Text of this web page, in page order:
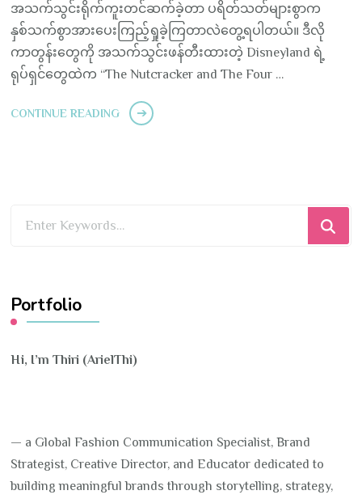
အသက်သွင်းရိုက်ကူးတင်ဆက်ခဲ့တာ ပရိတ်သတ်များစွာက
နှစ်သက်စွာအားပေးကြည့်ရှုခဲ့ကြတာလဲတွေ့ရပါတယ်။ ဒီလို
ကာတွန်းတွေကို အသက်သွင်းဖန်တီးထားတဲ့ Disneyland ရဲ့
ရုပ်ရှင်တွေထဲက “The Nutcracker and The Four …
CONTINUE READING
Portfolio
Hi, I’m Thiri (ArielThi)
— a Global Fashion Communication Specialist, Brand
Strategist, Creative Director, and Educator dedicated to
building meaningful brands through storytelling, strategy,